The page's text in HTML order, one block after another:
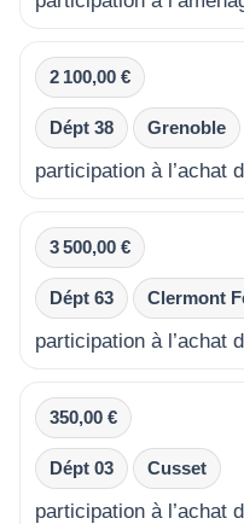
2 100,00 €
Dépt 38 Grenoble
participation à l’achat
3 500,00 €
Dépt 63 Clermont
participation à l’achat
350,00 €
Dépt 03 Cusset
participation à l’achat